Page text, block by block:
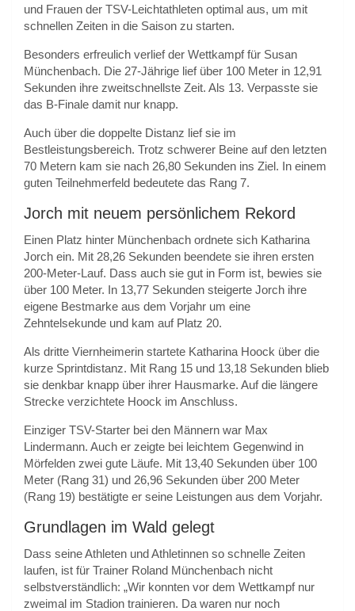
und Frauen der TSV-Leichtathleten optimal aus, um mit
schnellen Zeiten in die Saison zu starten.
Besonders erfreulich verlief der Wettkampf für Susan
Münchenbach. Die 27-Jährige lief über 100 Meter in 12,91
Sekunden ihre zweitschnellste Zeit. Als 13. Verpasste sie
das B-Finale damit nur knapp.
Auch über die doppelte Distanz lief sie im
Bestleistungsbereich. Trotz schwerer Beine auf den letzten
70 Metern kam sie nach 26,80 Sekunden ins Ziel. In einem
guten Teilnehmerfeld bedeutete das Rang 7.
Jorch mit neuem persönlichem Rekord
Einen Platz hinter Münchenbach ordnete sich Katharina
Jorch ein. Mit 28,26 Sekunden beendete sie ihren ersten
200-Meter-Lauf. Dass auch sie gut in Form ist, bewies sie
über 100 Meter. In 13,77 Sekunden steigerte Jorch ihre
eigene Bestmarke aus dem Vorjahr um eine
Zehntelsekunde und kam auf Platz 20.
Als dritte Viernheimerin startete Katharina Hoock über die
kurze Sprintdistanz. Mit Rang 15 und 13,18 Sekunden blieb
sie denkbar knapp über ihrer Hausmarke. Auf die längere
Strecke verzichtete Hoock im Anschluss.
Einziger TSV-Starter bei den Männern war Max
Lindermann. Auch er zeigte bei leichtem Gegenwind in
Mörfelden zwei gute Läufe. Mit 13,40 Sekunden über 100
Meter (Rang 31) und 26,96 Sekunden über 200 Meter
(Rang 19) bestätigte er seine Leistungen aus dem Vorjahr.
Grundlagen im Wald gelegt
Dass seine Athleten und Athletinnen so schnelle Zeiten
laufen, ist für Trainer Roland Münchenbach nicht
selbstverständlich: „Wir konnten vor dem Wettkampf nur
zweimal im Stadion trainieren. Da waren nur noch